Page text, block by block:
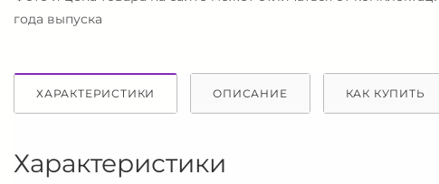
года выпуска
ХАРАКТЕРИСТИКИ ОПИСАНИЕ КАК КУПИТЬ
Характеристики